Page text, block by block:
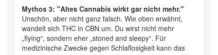
Mythos 3: "Altes Cannabis wirkt gar nicht mehr."
Unschön, aber nicht ganz falsch. Wie oben erwähnt,
wandelt sich THC in CBN um. Du wirst nicht mehr
„flying“, sondern eher „stoned and sleepy“. Für
medizinische Zwecke gegen Schlaflosigkeit kann das